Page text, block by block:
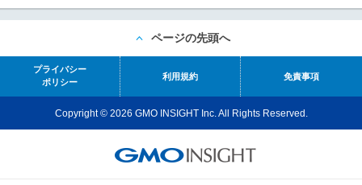
ページの先頭へ
プライバシー
ポリシー
利用規約 免責事項
Copyright © 2026 GMO INSIGHT Inc. All Rights Reserved.